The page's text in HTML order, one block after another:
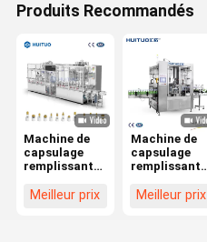
Produits Recommandés
Machine de
capsulage
remplissante
chimique de
Meilleur prix
Machine de
capsulage
remplissante
déclencheur
Meilleur prix